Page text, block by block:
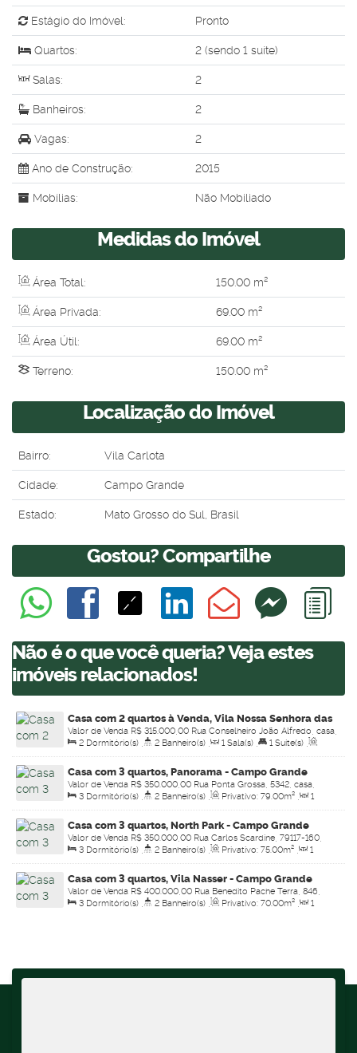
Estágio do Imóvel: Pronto
Quartos: 2 (sendo 1 suíte)
Salas: 2
Banheiros: 2
Vagas: 2
Ano de Construção: 2015
Mobílias: Não Mobiliado
Medidas do Imóvel
Área Total: 150.00 m²
Área Privada: 69.00 m²
Área Útil: 69.00 m²
Terreno: 150.00 m²
Localização do Imóvel
Bairro: Vila Carlota
Cidade: Campo Grande
Estado: Mato Grosso do Sul, Brasil
Gostou? Compartilhe
Não é o que você queria? Veja estes
imóveis relacionados!
Casa com 2 quartos à Venda, Vila Nossa Senhora das
Graças - Campo Grande
R$ 315.000,00
Valor de Venda
Rua Conselheiro João Alfredo, casa,
79116-410, Vila Nossa Senhora das Graças, Campo Grande, Mato
Grosso do Sul, Brasil
2 Dormitório(s) 2 Banheiro(s) 1 Sala(s) 1 Suíte(s)
Total: 125.00m² , Útil: 70.00~ 75.00m² , Terreno: 125.00m²
Casa com 3 quartos, Panorama - Campo Grande
R$ 350.000,00
Valor de Venda
Rua Ponta Grossa, 5342, casa,
79044-830, Panorama, Campo Grande, Mato Grosso do Sul, Brasil
3 Dormitório(s) 2 Banheiro(s) Privativo: 79.00m²
1
Sala(s) , 1 Suíte(s) , Total: 225.00m² , 2 Vaga(s) ,
Útil:
79.00m² , Terreno: 225.00m²
Casa com 3 quartos, North Park - Campo Grande
R$ 350.000,00
Valor de Venda
Rua Carlos Scardine, 79117-160,
North Park, Campo Grande, Mato Grosso do Sul, Brasil
3 Dormitório(s) 2 Banheiro(s) Privativo: 75.00m²
1
Sala(s) , 1 Suíte(s) , Total: 135.00m² , 2 Vaga(s) , Útil: 75.00m²
,
Terreno: 135.00m²
Casa com 3 quartos, Vila Nasser - Campo Grande
R$ 400.000,00
Valor de Venda
Rua Benedito Pache Terra, 846,
79117-120, Vila Nasser, Campo Grande, Mato Grosso do Sul, Brasil
3 Dormitório(s) 2 Banheiro(s) Privativo: 70.00m²
1